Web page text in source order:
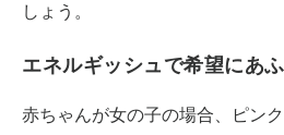
しょう。
エネルギッシュで希望にあ
赤ちゃんが女の子の場合、ピン